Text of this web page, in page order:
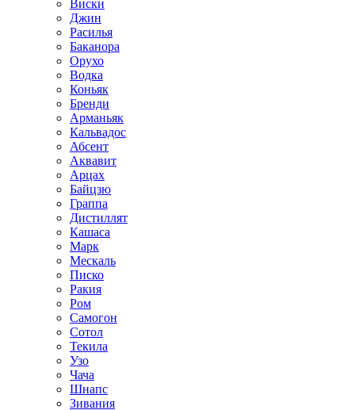
Виски
Джин
Расилья
Баканора
Орухо
Водка
Коньяк
Бренди
Арманьяк
Кальвадос
Абсент
Аквавит
Арцах
Байцзю
Граппа
Дистиллят
Кашаса
Марк
Мескаль
Писко
Ракия
Ром
Самогон
Сотол
Текила
Узо
Чача
Шнапс
Зивания